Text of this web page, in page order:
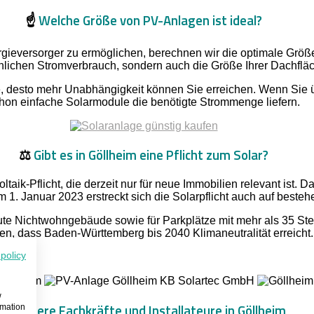
☝️Welche Größe von PV-Anlagen ist ideal?
zu ermöglichen, berechnen wir die optimale
Stromverbrauch, sondern auch die Größe Ihrer
mehr Unabhängigkeit können Sie erreichen. Wenn
einfache Solarmodule die benötigte Strommenge liefern.
⚖️Gibt es in Göllheim eine Pflicht zum Solar?
Pflicht, die derzeit nur für neue Immobilien relevant ist.
Januar 2023 erstreckt sich die Solarpflicht auch auf
Nichtwohngebäude sowie für Parkplätze mit mehr als 35
dass Baden-Württemberg bis 2040 Klimaneutralität erreicht.